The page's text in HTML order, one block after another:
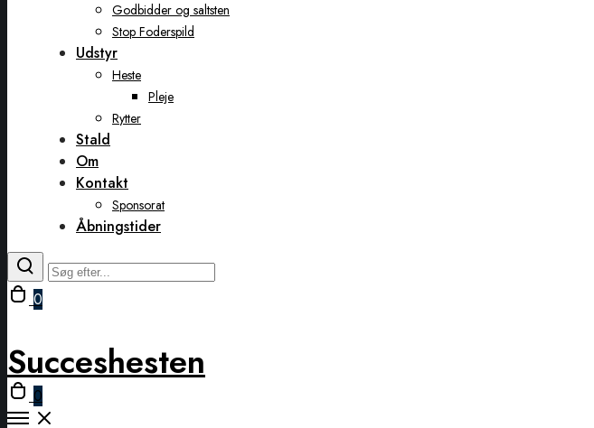
Godbidder og saltsten
Stop Foderspild
Udstyr
Heste
Pleje
Rytter
Stald
Om
Kontakt
Sponsorat
Åbningstider
Toggle
0
Succeshesten
Open
cart
0
Open